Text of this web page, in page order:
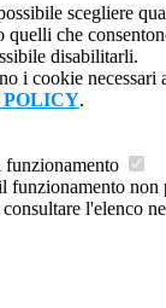
scegliere
quelli che
disabilitarli.
i cookie necessari
POLICY.
funzionamento
funzionamento non
l'elenco